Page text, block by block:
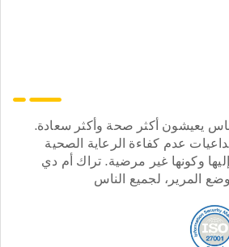
يعيشون أكثر صحة وأكثر سعادة.
عدم كفاءة الرعاية الصحية
وكونها غير مرضية. تراك أم دي
المرير، لجميع الناس